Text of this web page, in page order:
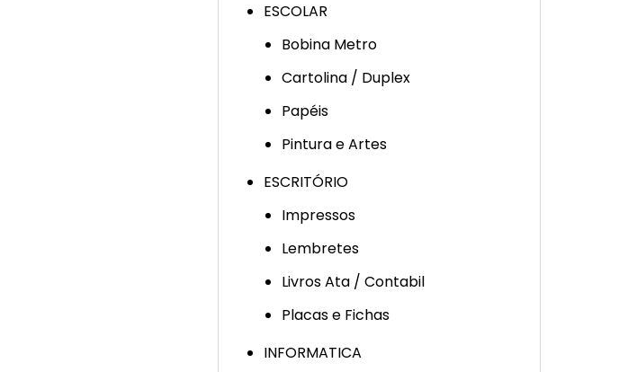
ESCOLAR
Bobina Metro
Cartolina / Duplex
Papéis
Pintura e Artes
ESCRITÓRIO
Impressos
Lembretes
Livros Ata / Contabil
Placas e Fichas
INFORMATICA